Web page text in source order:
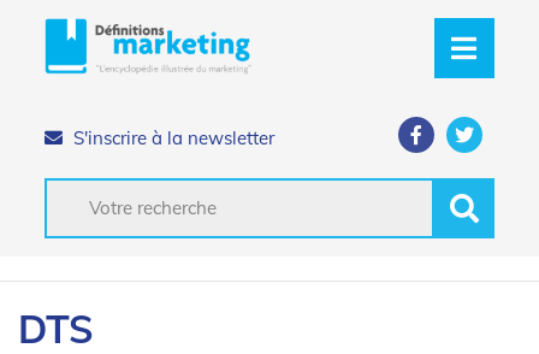
S'inscrire à la newsletter
DTS